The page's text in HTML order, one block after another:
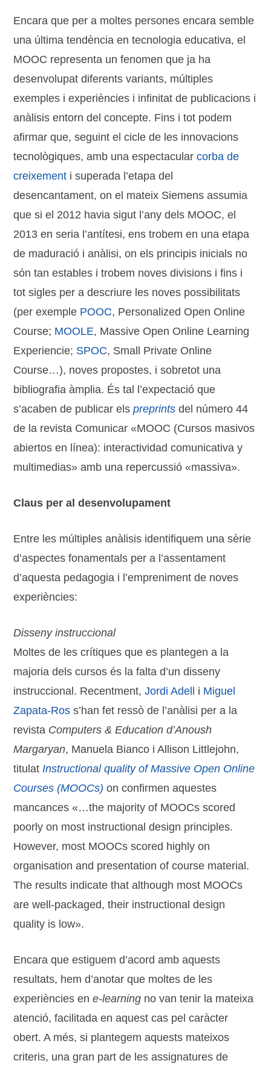
Encara que per a moltes persones encara semble
una última tendència en tecnologia educativa, el
MOOC representa un fenomen que ja ha
desenvolupat diferents variants, múltiples
exemples i experiències i infinitat de publicacions i
anàlisis entorn del concepte. Fins i tot podem
afirmar que, seguint el cicle de les innovacions
tecnològiques, amb una espectacularcorba de
creixement i superada l’etapa del
desencantament, on el mateix Siemens assumia
que si el 2012 havia sigut l’any dels MOOC, el
2013 en seria l’antítesi, ens trobem en una etapa
de maduració i anàlisi, on els principis inicials no
són tan estables i trobem noves divisions i fins i
tot sigles per a descriure les noves possibilitats
(per exemple POOC, Personalized Open Online
Course; MOOLE, Massive Open Online Learning
Experiencie; SPOC, Small Private Online
Course…), noves propostes, i sobretot una
bibliografia àmplia. És tal l’expectació que
s’acaben de publicar elspreprintsdel número 44
de la revista Comunicar «MOOC (Cursos masivos
abiertos en línea): interactividad comunicativa y
multimedias» amb una repercussió «massiva».
Claus per al desenvolupament
Entre les múltiples anàlisis identifiquem una sèrie
d’aspectes fonamentals per a l’assentament
d’aquesta pedagogia i l’empreniment de noves
experiències:
Disseny instruccional
Moltes de les crítiques que es plantegen a la
majoria dels cursos és la falta d’un disseny
instruccional. Recentment,Jordi Adell i Miguel
Zapata-Ros s’han fet ressò de l’anàlisi per a la
revista Computers & Education d’Anoush
Margaryan, Manuela Bianco i Allison Littlejohn,
titulatInstructional quality of Massive Open Online
Courses (MOOCs) on confirmen aquestes
mancances «…the majority of MOOCs scored
poorly on most instructional design principles.
However, most MOOCs scored highly on
organisation and presentation of course material.
The results indicate that although most MOOCs
are well-packaged, their instructional design
quality is low».
Encara que estiguem d’acord amb aquests
resultats, hem d’anotar que moltes de les
experiències ene-learning no van tenir la mateixa
atenció, facilitada en aquest cas pel caràcter
obert. A més, si plantegem aquests mateixos
criteris, una gran part de les assignatures de